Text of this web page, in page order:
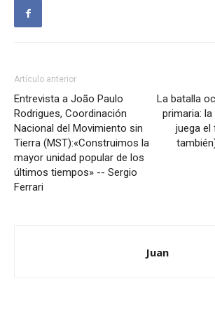
Artículo anterior
Entrevista a João Paulo
Rodrigues, Coordinación
Nacional del Movimiento sin
Tierra (MST):«Construimos la
mayor unidad popular de los
últimos tiempos» -- Sergio
Ferrari
La batalla
primaria:
juega el
Juan